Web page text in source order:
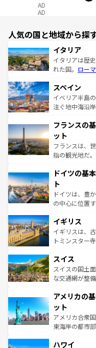
AD
AD
人気の国と地域から探
イタリア
イタリアは歴
れた国。 ローマ
ろん、トスカ
景など、自然
ピザやパスタ
ませてくれる
なお、新着の
しい。
スペイン
イベリア半島
注ぐ地中海沿
文化が根付く
れる闘牛、そ
る。首都マド
アートに溢れ
せる。地方に
ンテンツ一覧
フランスの
ット
フランスは、
指の観光地だ
で、幅広い魅
聖堂、美しい
から魅了する
れ、フランス
香り高いラベ
らに、パリ以
も豊かな歴史
を参照してほ
ドイツの基
ト
ドイツは、豊
の中心に位置
顔を持つこの
ルリンの文化
してライン川
は、お酒好きな人
ドイツ情報は
イギリス
イギリスは、
トミンスター
リアごとに異
ティー、ビー
戦など、本場
ンツ一覧を参
スイス
スイスの国土
な交通網が整
の建物がその
博物館もあり
ことができる
者向けの交通
着のスイス情報
アメリカの
ット
アメリカ合衆
東海岸の都市
のような巨大
ハワイ